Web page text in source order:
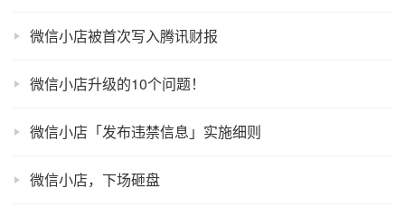
微信小店被首次写入腾讯财报
微信小店升级的10个问题！
微信小店「发布违禁信息」实施细则
微信小店，下场砸盘